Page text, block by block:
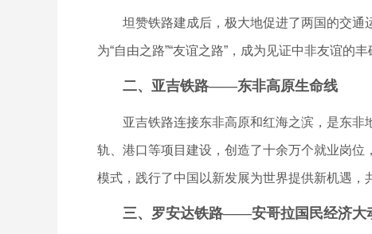
坦赞铁路建成后，极大地促进了两国的交通
为“自由之路”“友谊之路”，成为见证中非友谊的丰
二、亚吉铁路——东非高原生命线
亚吉铁路连接东非高原和红海之滨，是东非
轨、港口等项目建设，创造了十余万个就业岗位
模式，践行了中国以新发展为世界提供新机遇，
三、罗安达铁路——安哥拉国民经济大